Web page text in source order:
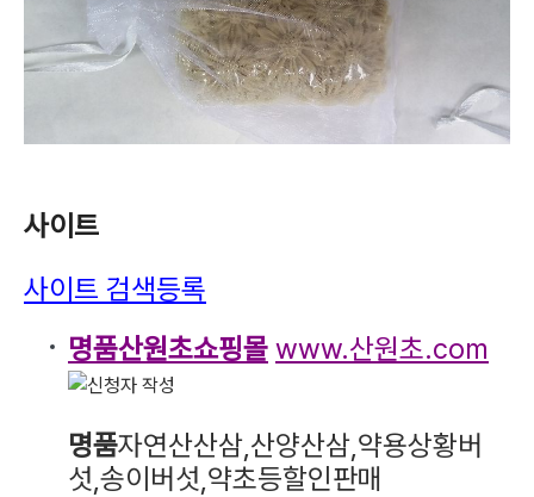
사이트
사이트 검색등록
명품산원초쇼핑몰 www.산원초.com
명품자연산산삼,산양산삼,약용상황버
섯,송이버섯,약초등할인판매